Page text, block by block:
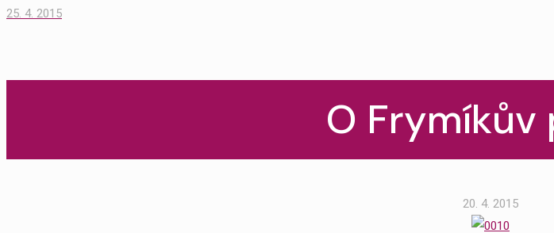
25. 4. 2015
O Frymíkův
20. 4. 2015